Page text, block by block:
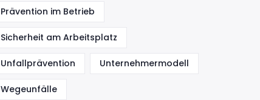
Prävention im Betrieb
Sicherheit am Arbeitsplatz
Unfallprävention Unternehmermodell
Wegeunfälle